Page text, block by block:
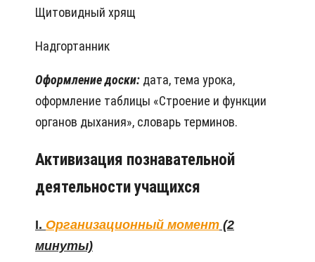
Щитовидный хрящ
Надгортанник
Оформление доски: дата, тема урока,
оформление таблицы «Строение и функции
органов дыхания», словарь терминов.
Активизация познавательной
деятельности учащихся
I. Организационный момент (2
минуты)